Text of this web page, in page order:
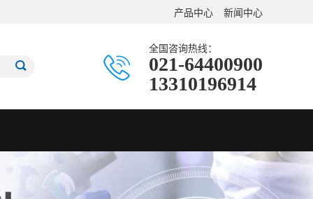
产品中心 新闻中心
全国咨询热线：
021-64400900
13310196914